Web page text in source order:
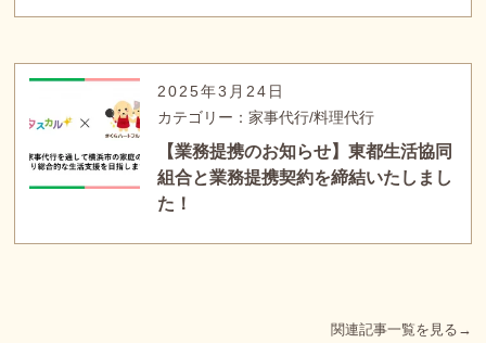
2025年3月24日
カテゴリー：家事代行/料理代行
【業務提携のお知らせ】東都生活協同
組合と業務提携契約を締結いたしまし
た！
関連記事一覧を見る→